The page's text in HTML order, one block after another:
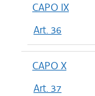
CAPO IX
Art. 36
CAPO X
Art. 37